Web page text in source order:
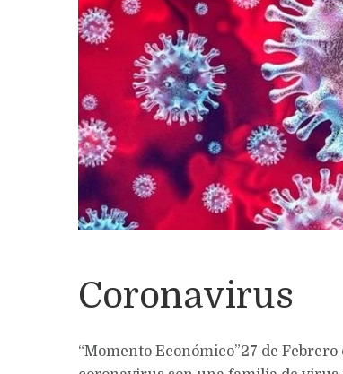
Coronavirus
“Momento Económico”27 de Febrero